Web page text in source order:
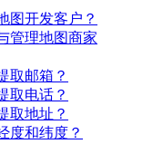
图开发客户？
管理地图商家
取邮箱？
取电话？
取地址？
度和纬度？